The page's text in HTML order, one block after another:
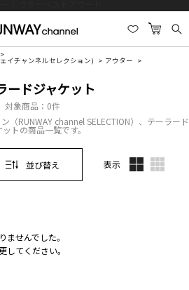
ェイチャンネルセレクション) アウター
ードジャケット
対象商品： 0件
（RUNWAY channel SELECTION）、テーラード
トの商品一覧です。
並び替え 表示
せんでした。
してください。